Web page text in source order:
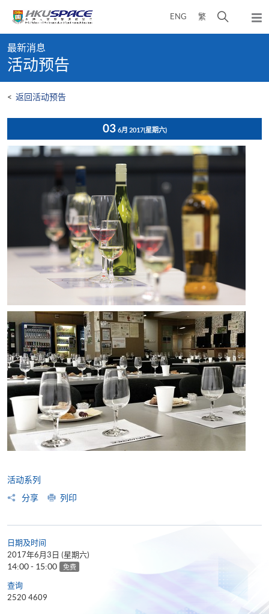
content
ENG 繁
开
弹
出
content
start
最新消息
活动预告
< 返回活动预告
03 6月 2017(星期六)
活动系列
分享
列印
日期及时间
2017年6月3日 (星期六)
14:00 - 15:00 免费
查询
2520 4609